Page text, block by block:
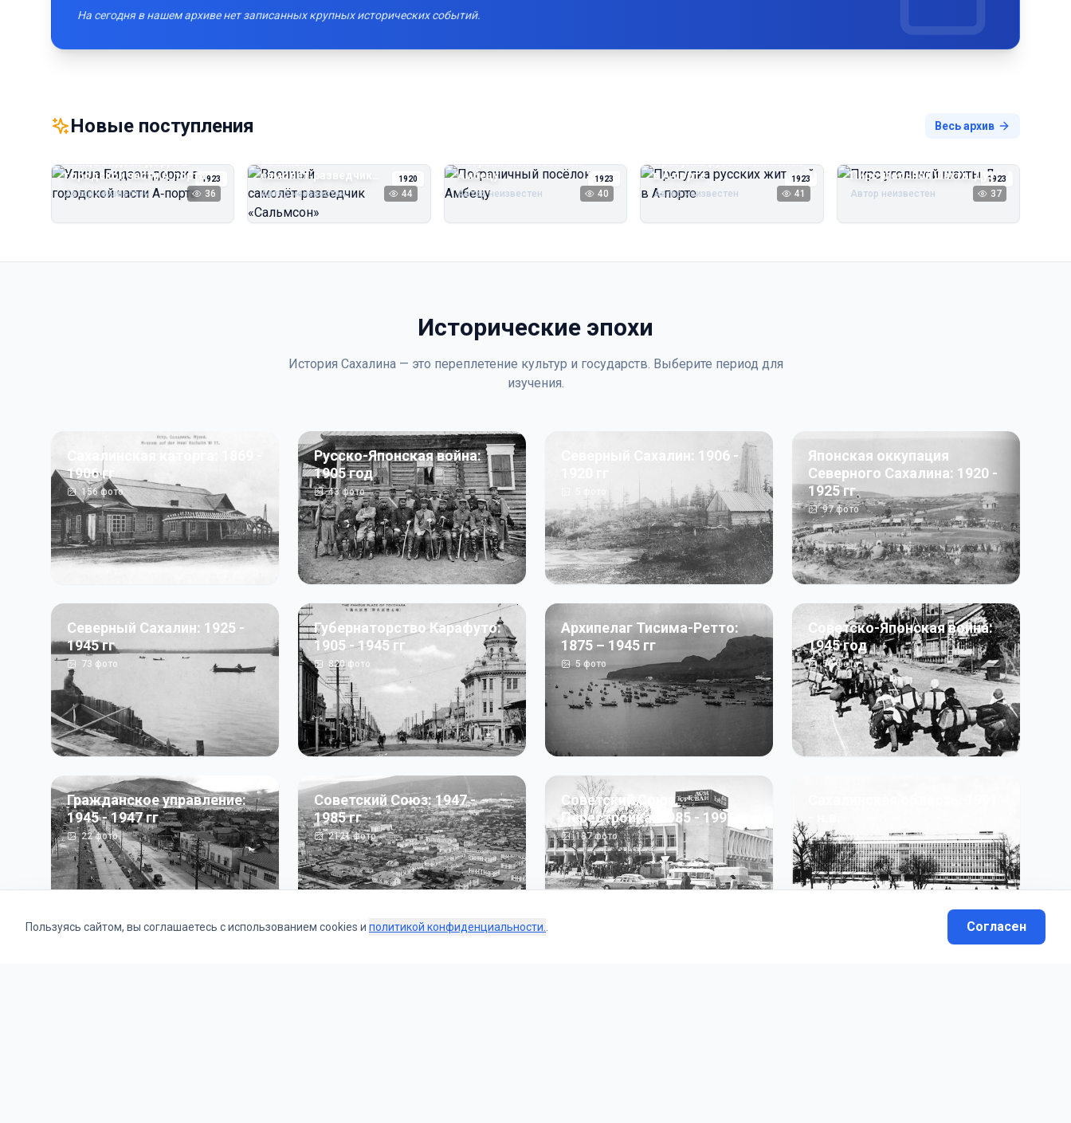
На сегодня в нашем архиве нет записанных крупных исторических событий.
Новые поступления Весь архив
1923
Улица Бидзэн‑дорри в
городской части А‑порта
Автор неизвестен 36
1920
Военный
самолёт‑разведчик
«Сальмсон»
Автор неизвестен 44
1923
Пограничный посёлок
Амбецу
Автор неизвестен 40
1923
Прогулка русских жителей
в А‑порте
Автор неизвестен 41
1923
Пирс угольной шахты Дуэ
Автор неизвестен 37
Исторические эпохи
История Сахалина — это переплетение культур и государств. Выберите период для
изучения.
Сахалинская каторга: 1869 -
1906 гг
156фото
Русско-Японская война:
1905 год
43фото
Северный Сахалин: 1906 -
Японская оккупация
Северного Сахалина: 1920 -
1925 гг
97фото
Северный Сахалин: 1925 -
1945 гг
73 фото
Губернаторство Карафуто:
1905 - 1945 гг
820фото
Архипелаг Тисима-Ретто:
1875 – 1945 гг
5фото
Советско-Японская война:
1945 год
50фото
Гражданское управление:
1945 - 1947 гг
22фото
Советский Союз: 1947 -
1985 гг
2121фото
Советский Союз.
Перестройка: 1985 - 1991 гг
187фото 13фото
Пользуясь сайтом, вы соглашаетесь с использованием cookies и политикой конфиденциальности. Согласен